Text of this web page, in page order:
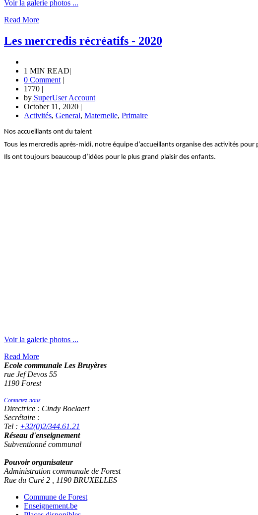
Voir la galerie photos ...
Read More
Les mercredis récréatifs - 2020
1 MIN READ|
0 Comment |
1770 |
by SuperUser Account|
October 11, 2020 |
Activités, General, Maternelle, Primaire
Nos accueillants ont du talent
Tous les mercredis après-midi, notre équipe d’accueillants organise des activités
Ils ont toujours beaucoup d’idées pour le plus grand plaisir des enfants.
Voir la galerie photos ...
Read More
Ecole communale Les Bruyères
rue Jef Devos 55
1190 Forest
Contactez-nous
Directrice : Cindy Boelaert
Secrétaire :
Tel : +32(0)2/344.61.21
Réseau d'enseignement
Subventionné communal
Pouvoir organisateur
Administration communale de Forest
Rue du Curé 2 , 1190 BRUXELLES
Commune de Forest
Enseignement.be